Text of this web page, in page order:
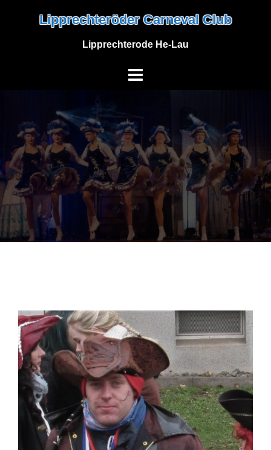
Lipprechteröder Carneval Club
Lipprechterode He-Lau